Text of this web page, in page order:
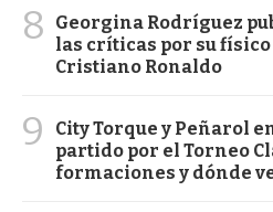
8
Georgina Rodríguez
las críticas por su
Cristiano Ronaldo
9
City Torque y Peñarol
partido por el Torneo
formaciones y dónde